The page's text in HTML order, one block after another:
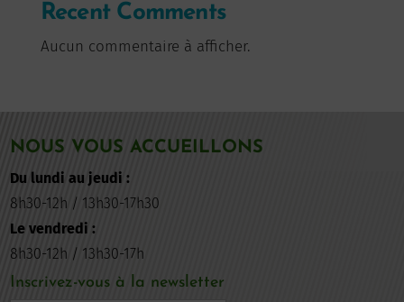
Recent Comments
Aucun commentaire à afficher.
NOUS VOUS ACCUEILLONS
Du lundi au jeudi :
8h30-12h / 13h30-17h30
Le vendredi :
8h30-12h / 13h30-17h
Inscrivez-vous à la newsletter